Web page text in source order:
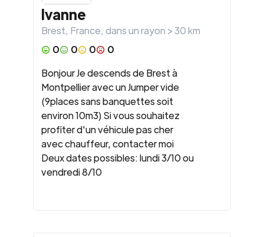
Ivanne
Brest, France, dans un rayon >30km
0
0 0
0
Bonjour Je descends de Brest à
Montpellier avec un Jumper vide
(9places sans banquettes soit
environ 10m3) Si vous souhaitez
profiter d'un véhicule pas cher
avec chauffeur, contacter moi
Deux dates possibles: lundi 3/10 ou
vendredi 8/10